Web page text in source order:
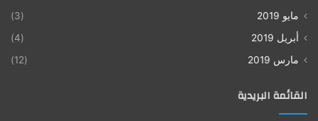
مايو 2019
(3)
أبريل 2019
(4)
مارس 2019
(12)
القائمة البريدية